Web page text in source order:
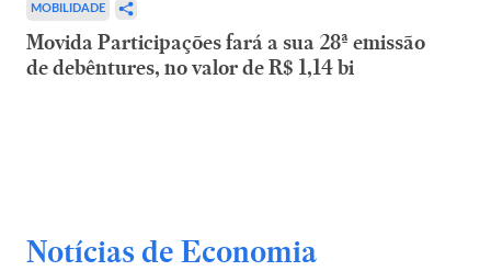
MOBILIDADE
Movida Participações fará a sua 28ª emissão
de debêntures, no valor de R$ 1,14 bi
Notícias de Economia